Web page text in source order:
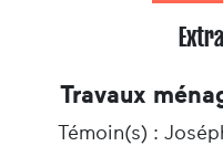
Travaux
Témoin(s) :